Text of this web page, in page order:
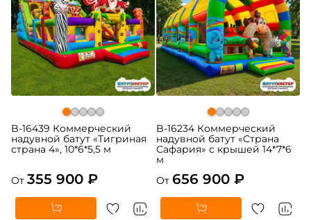
B-16439 Коммерческий
надувной батут «Тигриная
страна 4», 10*6*5,5 м
От 355 900 ₽
B-16234 Коммерческий
надувной батут «Страна
Сафария» с крышей 14*7*6
м
От 656 900 ₽